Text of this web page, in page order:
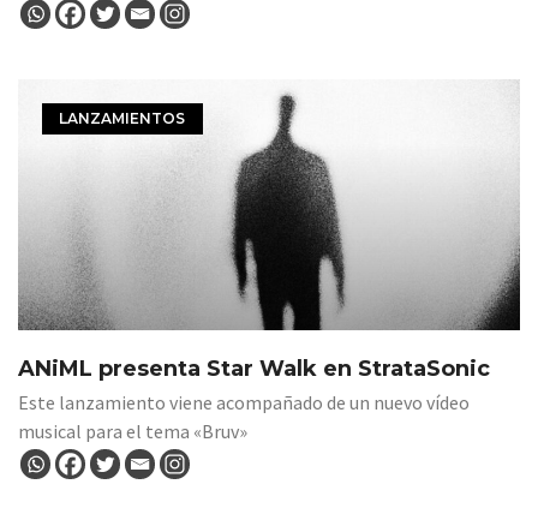
LANZAMIENTOS
ANiML presenta Star Walk en StrataSonic
Este lanzamiento viene acompañado de un nuevo vídeo
musical para el tema «Bruv»